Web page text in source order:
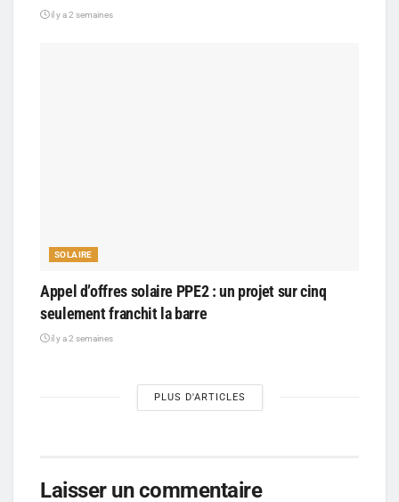
il y a 2 semaines
SOLAIRE
Appel d’offres solaire PPE2 : un projet sur cinq
seulement franchit la barre
il y a 2 semaines
PLUS D'ARTICLES
Laisser un commentaire